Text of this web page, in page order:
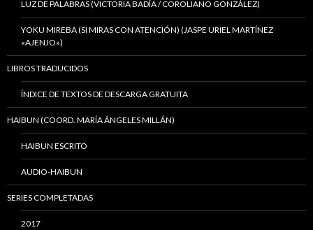
LUZ DE PALABRAS (VICTORIA BADÍA / COROLIANO GONZÁLEZ)
YOKU MIREBA (SI MIRAS CON ATENCIÓN) (JASPE URIEL MARTÍNEZ
«AJENJO»)
LIBROS TRADUCIDOS
ÍNDICE DE TEXTOS DE DESCARGA GRATUITA
HAIBUN (COORD. MARÍA ÁNGELES MILLÁN)
HAIBUN ESCRITO
AUDIO-HAIBUN
SERIES COMPLETADAS
2017